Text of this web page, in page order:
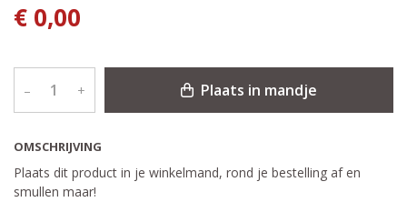
OMSCHRIJVING
Plaats dit product in je winkelmand, rond je bestelling af en
smullen maar!
€ 0,00
– + Plaats in mandje